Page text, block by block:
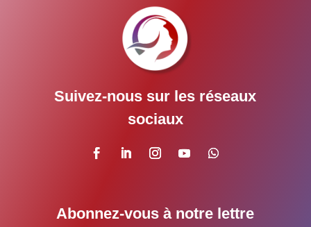
Suivez-nous sur les réseaux
sociaux
Abonnez-vous à notre lettre